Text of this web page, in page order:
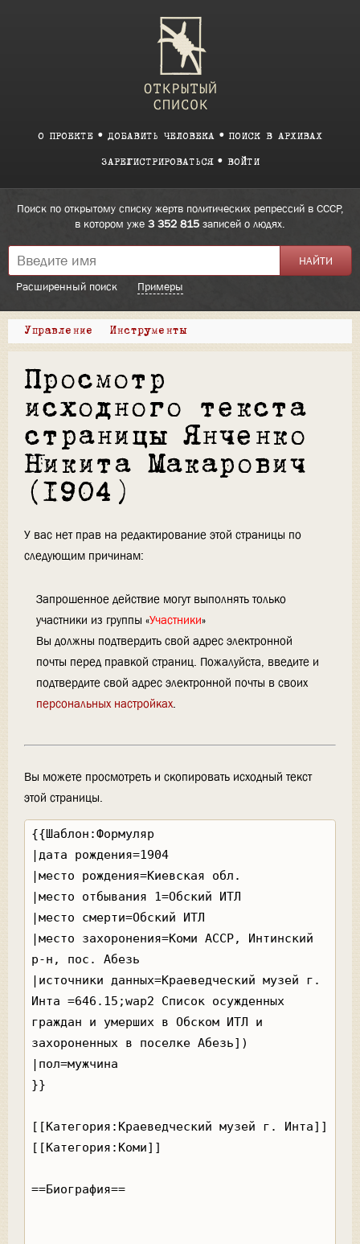
О ПРОЕКТЕ ДОБАВИТЬ ЧЕЛОВЕКА ПОИСК В АРХИВАХ
ЗАРЕГИСТРИРОВАТЬСЯ ВОЙТИ
Поиск по открытому списку жертв политических репрессий в СССР,
в котором уже 3 352 815 записей о людях.
Расширенный поиск Примеры
Управление Инструменты
Просмотр
исходного текста
страницы Янченко
Никита Макарович
(1904)
У вас нет прав на редактирование этой страницы по
следующим причинам:
Запрошенное действие могут выполнять только
участники из группы «Участники»
Вы должны подтвердить свой адрес электронной
почты перед правкой страниц. Пожалуйста, введите и
подтвердите свой адрес электронной почты в своих
персональных настройках.
Вы можете просмотреть и скопировать исходный текст
этой страницы.